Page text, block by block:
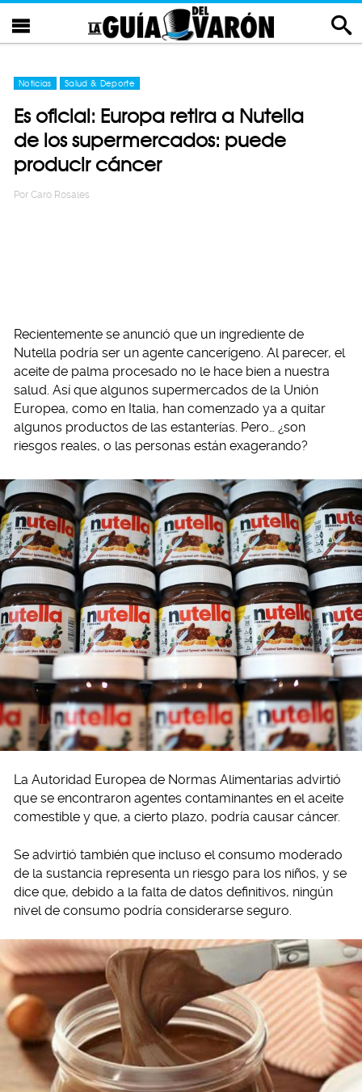
Noticias Salud & Deporte
Es oficial: Europa retira a Nutella
de los supermercados: puede
producir cáncer
Por Caro Rosales
Recientemente se anunció que un ingrediente de
Nutella podría ser un agente cancerígeno. Al parecer, el
aceite de palma procesado no le hace bien a nuestra
salud. Así que algunos supermercados de la Unión
Europea, como en Italia, han comenzado ya a quitar
algunos productos de las estanterías. Pero… ¿son
riesgos reales, o las personas están exagerando?
La Autoridad Europea de Normas Alimentarias advirtió
que se encontraron agentes contaminantes en el aceite
comestible y que, a cierto plazo, podría causar cáncer.
Se advirtió también que incluso el consumo moderado
de la sustancia representa un riesgo para los niños, y se
dice que, debido a la falta de datos definitivos, ningún
nivel de consumo podría considerarse seguro.